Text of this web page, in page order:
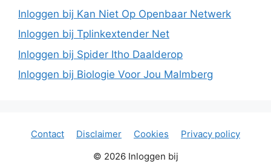
Inloggen bij Kan Niet Op Openbaar Netwerk
Inloggen bij Tplinkextender Net
Inloggen bij Spider Itho Daalderop
Inloggen bij Biologie Voor Jou Malmberg
Contact Disclaimer Cookies
Privacy policy
© 2026 Inloggen bij